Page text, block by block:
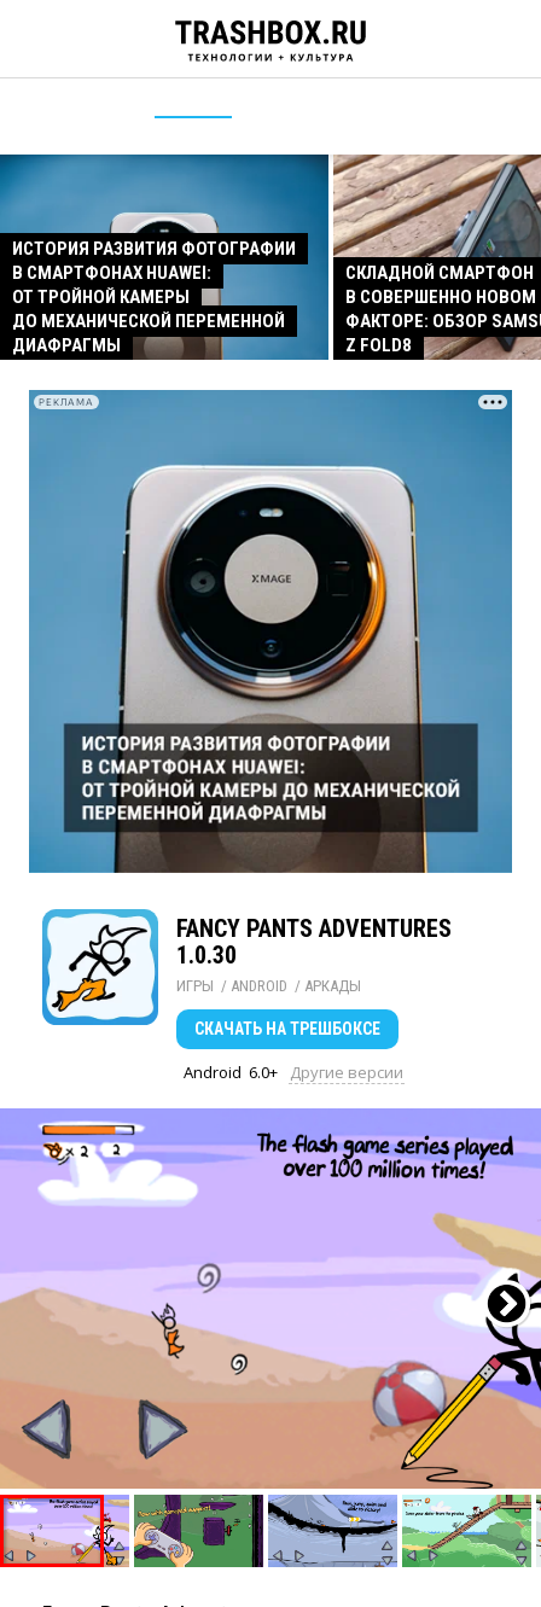
ИСТОРИЯ РАЗВИТИЯ ФОТОГРАФИИ
В СМАРТФОНАХ HUAWEI:
ОТ ТРОЙНОЙ КАМЕРЫ
ДО МЕХАНИЧЕСКОЙ ПЕРЕМЕННОЙ
ДИАФРАГМЫ
СКЛАДНОЙ СМАРТФОН
В СОВЕРШЕННО
ФАКТОРЕ: ОБЗОР
Z FOLD8
РЕКЛАМА
FANCY PANTS ADVENTURES
1.0.30
ИГРЫ / ANDROID / АРКАДЫ
СКАЧАТЬ НА ТРЕШБОКСЕ
Android 6.0+ Другие версии